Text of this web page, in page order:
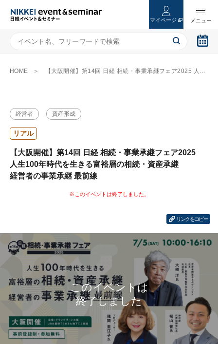
マイページ
HOME 【大阪開催】第14回 日経 相続・事業承継フェア2025 人生100年時代を生きる富裕層の相続・資産承継 経営者の事業承継 最前線
経営者 資産形成
リアル
【大阪開催】第14回 日経 相続・事業承継フェア2025
人生100年時代を生きる富裕層の相続・資産承継
経営者の事業承継 最前線
リンクをコピー